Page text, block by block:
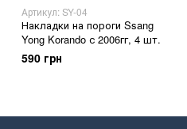
Артикул: SY-04
Накладки на пороги Ssang
Yong Korando с 2006гг, 4 шт.
590 грн